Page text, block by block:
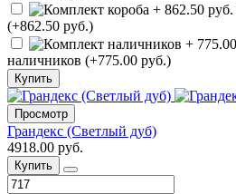
(+862.50 руб.)
наличников (+775.00 руб.)
Купить
Просмотр
Грандекс (Светлый дуб)
4918.00 руб.
Купить